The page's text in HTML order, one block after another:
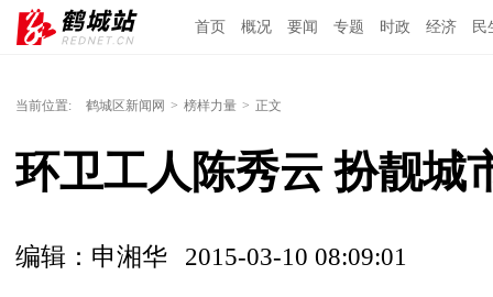
首页 概况 要闻 专题 时政 经济 民
当前位置: 鹤城区新闻网 > 榜样力量 > 正文
环卫工人陈秀云 扮靓城
编辑：申湘华 2015-03-10 08:09:01